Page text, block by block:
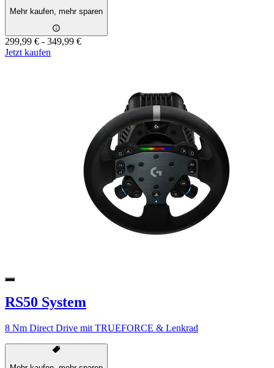
Mehr kaufen, mehr sparen
299,99 € - 349,99 €
Jetzt kaufen
RS50 System
8 Nm Direct Drive mit TRUEFORCE & Lenkrad